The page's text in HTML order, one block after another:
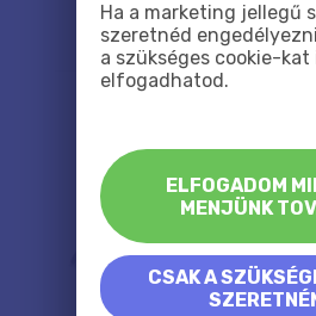
Ha a marketing jellegű
szeretnéd
a szükséges cookie-kat
elfogadhatod.
ELFOGADOM
MENJÜNK
CSAK A